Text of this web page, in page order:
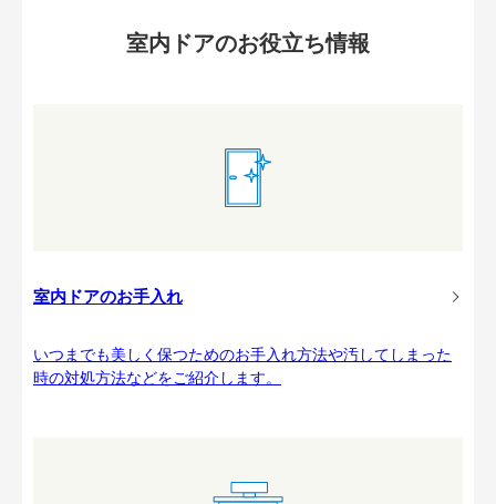
室内ドアのお役立ち情報
室内ドアのお手入れ
いつまでも美しく保つためのお手入れ方法や汚してしまった
時の対処方法などをご紹介します。